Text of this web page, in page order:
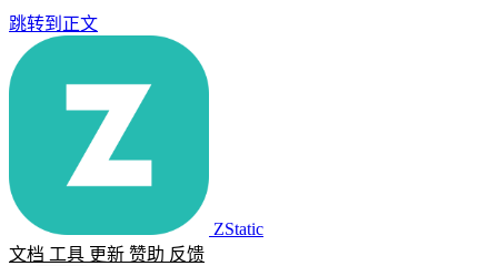
跳转到正文
ZStatic
文档 工具 更新 赞助 反馈